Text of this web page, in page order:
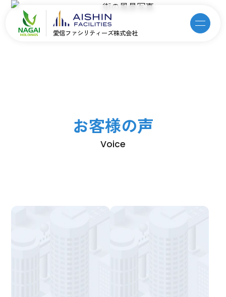
愛信ファシリティーズ株式会社
お客様の声
Voice